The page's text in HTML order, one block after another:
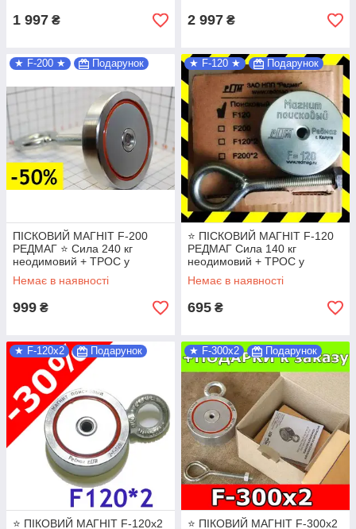
1 997 ₴ 2 997 ₴
★ F-200 ★ Подарунок
ПІСКОВИЙ МАГНІТ F-200
РЕДМАГ ⭐ Сила 240 кг
неодимовий + ТРОС у
ПОДАРУНОК!
Немає в наявності
999 ₴
★ F-120 ★ Подарунок
⭐ ПІСКОВИЙ МАГНІТ F-120
РЕДМАГ Сила 140 кг
неодимовий + ТРОС у
ПОДАРУНОК!
Немає в наявності
695 ₴
★ F-120x2 Подарунок
⭐ ПІКОВИЙ МАГНІТ F-120х2
★ F-300x2 Подарунок
⭐ ПІКОВИЙ МАГНІТ F-300х2